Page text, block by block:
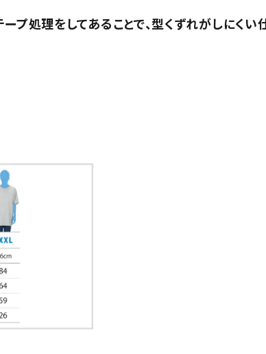
処理をしてあることで、型くずれがしにくい仕